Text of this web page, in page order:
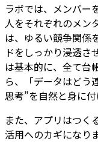
ラボでは、メンバー
人をそれぞれのメン
は、ゆるい競争関係
ドをしっかり浸透さ
は基本的に、全て台
ら、「データはどう
思考”を自然と身に
また、アプリはつく
活用へのカギになり